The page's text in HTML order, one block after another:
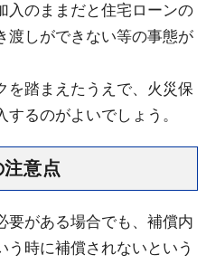
入のままだと住宅ローンの
渡しができない等の事態が
を踏まえたうえで、火災保
るのがよいでしょう。
意点
要がある場合でも、補償内
時に補償されないという